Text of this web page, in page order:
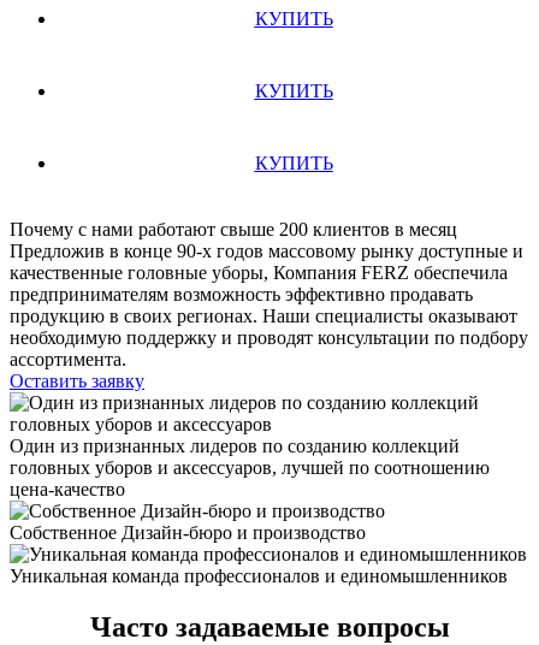
КУПИТЬ
КУПИТЬ
КУПИТЬ
Почему с нами работают свыше 200 клиентов в месяц
Предложив в конце 90-х годов массовому рынку доступные и
качественные головные уборы, Компания FERZ обеспечила
предпринимателям возможность эффективно продавать
продукцию в своих регионах. Наши специалисты оказывают
необходимую поддержку и проводят консультации по подбору
ассортимента.
Оставить заявку
Один из признанных лидеров по созданию коллекций
головных уборов и аксессуаров, лучшей по соотношению
цена-качество
Собственное Дизайн-бюро и производство
Уникальная команда профессионалов и единомышленников
Часто задаваемые вопросы